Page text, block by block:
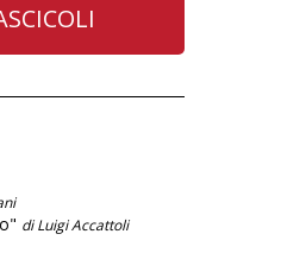
di Luigi Accattoli